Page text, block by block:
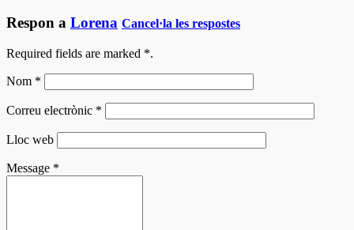
Respon a Lorena Cancel·la les respostes
Required fields are marked *.
Nom *
Correu electrònic *
Lloc web
Message *